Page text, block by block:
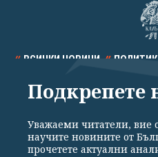
ВСИЧКИ НОВИНИ
СПОРТ КУЛТУРА
Подкрепете
Уважаеми читатели, вие
научите новините от
прочетете актуални